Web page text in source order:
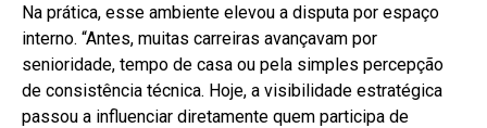
Na prática, esse ambiente elevou a disputa por espaço
interno. “Antes, muitas carreiras avançavam por
senioridade, tempo de casa ou pela simples percepção
de consistência técnica. Hoje, a visibilidade estratégica
passou a influenciar diretamente quem participa de